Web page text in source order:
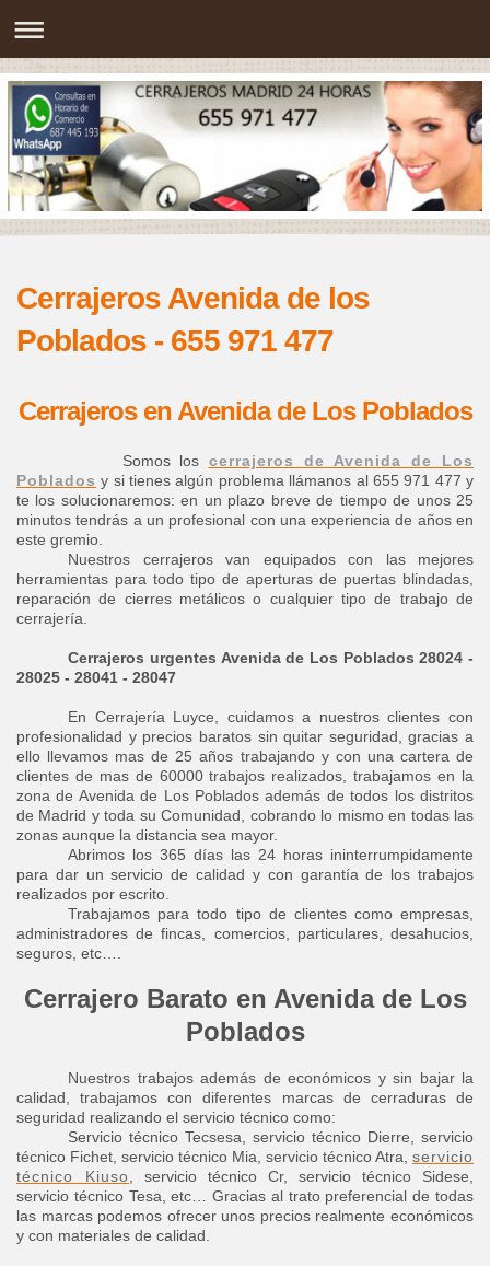
Cerrajeros Avenida de los
Poblados - 655 971 477
Cerrajeros en Avenida de Los Poblados
Somos los cerrajeros de Avenida de Los
Poblados y si tienes algún problema llámanos al 655 971 477 y
te los solucionaremos: en un plazo breve de tiempo de unos 25
minutos tendrás a un profesional con una experiencia de años en
este gremio.
Nuestros cerrajeros van equipados con las mejores
herramientas para todo tipo de aperturas de puertas blindadas,
reparación de cierres metálicos o cualquier tipo de trabajo de
cerrajería.
Cerrajeros urgentes Avenida de Los Poblados 28024 -
28025 - 28041 - 28047
En Cerrajería Luyce, cuidamos a nuestros clientes con
profesionalidad y precios baratos sin quitar seguridad, gracias a
ello llevamos mas de 25 años trabajando y con una cartera de
clientes de mas de 60000 trabajos realizados, trabajamos en la
zona de Avenida de Los Poblados además de todos los distritos
de Madrid y toda su Comunidad, cobrando lo mismo en todas las
zonas aunque la distancia sea mayor.
Abrimos los 365 días las 24 horas ininterrumpidamente
para dar un servicio de calidad y con garantía de los trabajos
realizados por escrito.
Trabajamos para todo tipo de clientes como empresas,
administradores de fincas, comercios, particulares, desahucios,
seguros, etc….
Cerrajero Barato en Avenida de Los
Poblados
Nuestros trabajos además de económicos y sin bajar la
calidad, trabajamos con diferentes marcas de cerraduras de
seguridad realizando el servicio técnico como:
Servicio técnico Tecsesa, servicio técnico Dierre, servicio
técnico Fichet, servicio técnico Mia, servicio técnico Atra, servicio
técnico Kiuso, servicio técnico Cr, servicio técnico Sidese,
servicio técnico Tesa, etc… Gracias al trato preferencial de todas
las marcas podemos ofrecer unos precios realmente económicos
y con materiales de calidad.